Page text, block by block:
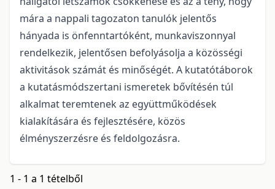
mára a nappali tagozaton tanulók jelentős
hányada is önfenntartóként, munkaviszonnyal
rendelkezik, jelentősen befolyásolja a közösségi
aktivitások számát és minőségét. A kutatótáborok
a kutatásmódszertani ismeretek bővítésén túl
alkalmat teremtenek az együttműködések
kialakítására és fejlesztésére, közös
élményszerzésre és feldolgozásra.
1 - 1 a 1 tételből